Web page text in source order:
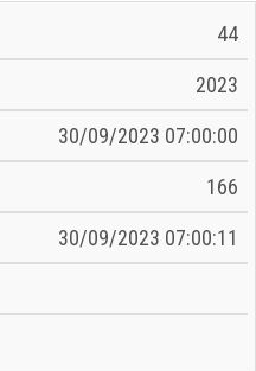
44
2023
30/09/2023 07:00:00
166
30/09/2023 07:00:11